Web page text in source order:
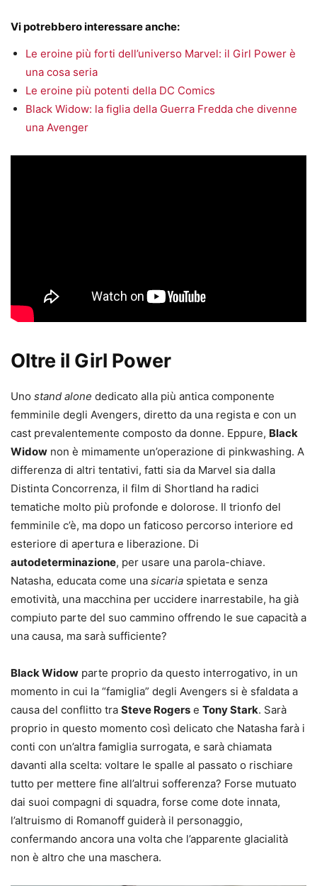
Vi potrebbero interessare anche:
Le eroine più forti dell’universo Marvel: il Girl Power è
una cosa seria
Le eroine più potenti della DC Comics
Black Widow: la figlia della Guerra Fredda che divenne
una Avenger
Oltre il Girl Power
Uno stand alone dedicato alla più antica componente
femminile degli Avengers, diretto da una regista e con un
cast prevalentemente composto da donne. Eppure, Black
Widow non è mimamente un’operazione di pinkwashing. A
differenza di altri tentativi, fatti sia da Marvel sia dalla
Distinta Concorrenza, il film di Shortland ha radici
tematiche molto più profonde e dolorose. Il trionfo del
femminile c’è, ma dopo un faticoso percorso interiore ed
esteriore di apertura e liberazione. Di
autodeterminazione, per usare una parola-chiave.
Natasha, educata come una sicaria spietata e senza
emotività, una macchina per uccidere inarrestabile, ha già
compiuto parte del suo cammino offrendo le sue capacità a
una causa, ma sarà sufficiente?
Black Widow parte proprio da questo interrogativo, in un
momento in cui la “famiglia” degli Avengers si è sfaldata a
causa del conflitto tra Steve Rogers e Tony Stark. Sarà
proprio in questo momento così delicato che Natasha farà i
conti con un’altra famiglia surrogata, e sarà chiamata
davanti alla scelta: voltare le spalle al passato o rischiare
tutto per mettere fine all’altrui sofferenza? Forse mutuato
dai suoi compagni di squadra, forse come dote innata,
l’altruismo di Romanoff guiderà il personaggio,
confermando ancora una volta che l’apparente glacialità
non è altro che una maschera.